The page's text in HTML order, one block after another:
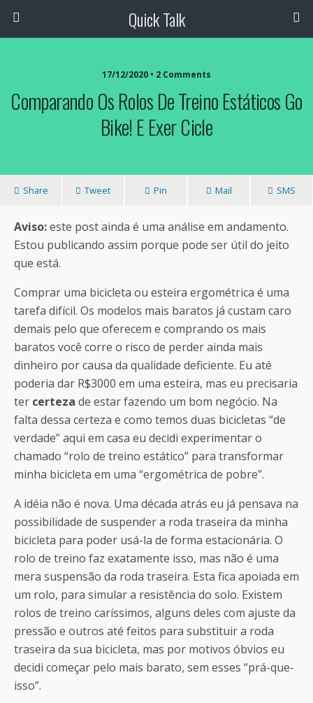
Quick Talk
17/12/2020 • 2 Comments
Comparando Os Rolos De Treino Estáticos Go
Bike! E Exer Cicle
Share Tweet Pin Mail SMS
Aviso:este post ainda é uma análise em andamento.
Estou publicando assim porque pode ser útil do jeito
que está.
Comprar uma bicicleta ou esteira ergométrica é uma
tarefa difícil. Os modelos mais baratos já custam caro
demais pelo que oferecem e comprando os mais
baratos você corre o risco de perder ainda mais
dinheiro por causa da qualidade deficiente. Eu até
poderia dar R$3000 em uma esteira, mas eu precisaria
ter certeza de estar fazendo um bom negócio. Na
falta dessa certeza e como temos duas bicicletas “de
verdade” aqui em casa eu decidi experimentar o
chamado “rolo de treino estático” para transformar
minha bicicleta em uma “ergométrica de pobre”.
A idéia não é nova. Uma década atrás eu já pensava na
possibilidade de suspender a roda traseira da minha
bicicleta para poder usá-la de forma estacionária. O
rolo de treino faz exatamente isso, mas não é uma
mera suspensão da roda traseira. Esta fica apoiada em
um rolo, para simular a resistência do solo. Existem
rolos de treino caríssimos, alguns deles com ajuste da
pressão e outros até feitos para substituir a roda
traseira da sua bicicleta, mas por motivos óbvios eu
decidi começar pelo mais barato, sem esses “prá-que-
isso”.